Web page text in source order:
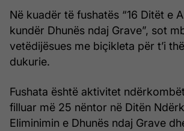
Në kuadër të fushatës “16 Ditët e
kundër Dhunës ndaj Grave”, sot
vetëdijësues me biçikleta për t’i
dukurie.
Fushata është aktivitet
filluar më 25 nëntor në Ditën
Eliminimin e Dhunës ndaj Grave